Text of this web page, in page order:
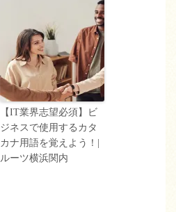
【IT業界志望必須】ビ
ジネスで使用するカタ
カナ用語を覚えよう！|
ルーツ横浜関内